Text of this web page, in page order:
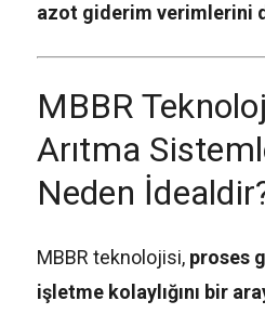
azot giderim verimlerini
MBBR
Arıtma
Neden
MBBR teknolojisi, proses
işletme kolaylığını bir